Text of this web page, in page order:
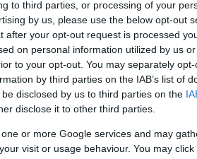
to third parties, or processing of your
by us, please use the below opt-out
after your opt-out request is processed
on personal information utilized by us
to your opt-out. You may separately
by third parties on the IAB’s list of
disclosed by us to third parties on the
disclose it to other third parties.
or more Google services and may
visit or usage behaviour. You may
man uppnått genom dessa
den lilla maskin som Honda
inte Jazz Hybrid tas till
automaten blir